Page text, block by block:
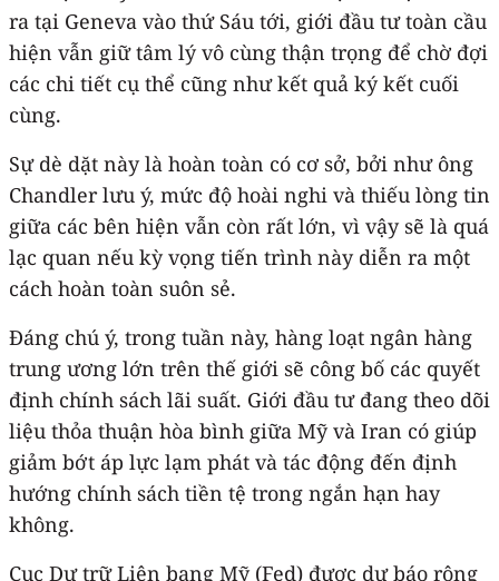
ra tại Geneva vào thứ Sáu tới, giới đầu tư toàn cầu
hiện vẫn giữ tâm lý vô cùng thận trọng để chờ đợi
các chi tiết cụ thể cũng như kết quả ký kết cuối
cùng.
Sự dè dặt này là hoàn toàn có cơ sở, bởi như ông
Chandler lưu ý, mức độ hoài nghi và thiếu lòng tin
giữa các bên hiện vẫn còn rất lớn, vì vậy sẽ là quá
lạc quan nếu kỳ vọng tiến trình này diễn ra một
cách hoàn toàn suôn sẻ.
Đáng chú ý, trong tuần này, hàng loạt ngân hàng
trung ương lớn trên thế giới sẽ công bố các quyết
định chính sách lãi suất. Giới đầu tư đang theo dõi
liệu thỏa thuận hòa bình giữa Mỹ và Iran có giúp
giảm bớt áp lực lạm phát và tác động đến định
hướng chính sách tiền tệ trong ngắn hạn hay
không.
Cục Dự trữ Liên bang Mỹ (Fed) được dự báo rộng